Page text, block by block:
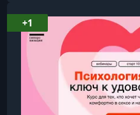
заучивания дат.О чем
ключевые вопросы,
возникают при
Вы научитесь понимат
+1